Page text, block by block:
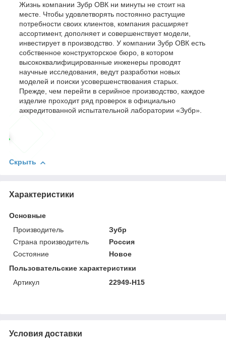
Жизнь компании Зубр ОВК ни минуты не стоит на
месте. Чтобы удовлетворять постоянно растущие
потребности своих клиентов, компания расширяет
ассортимент, дополняет и совершенствует модели,
инвестирует в производство. У компании Зубр ОВК есть
собственное конструкторское бюро, в котором
высококвалифицированные инженеры проводят
научные исследования, ведут разработки новых
моделей и поиски усовершенствования старых.
Прежде, чем перейти в серийное производство, каждое
изделие проходит ряд проверок в официально
аккредитованной испытательной лаборатории «Зубр».
Скрыть
Характеристики
Основные
Производитель
Зубр
Страна производитель
Россия
Состояние
Новое
Пользовательские характеристики
Артикул
22949-H15
Условия доставки